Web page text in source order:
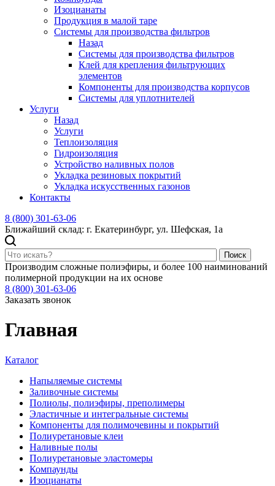
Изоцианаты
Продукция в малой таре
Системы для производства фильтров
Назад
Системы для производства фильтров
Клей для крепления фильтрующих
элементов
Компоненты для производства корпусов
Системы для уплотнителей
Услуги
Назад
Услуги
Теплоизоляция
Гидроизоляция
Устройство наливных полов
Укладка резиновых покрытий
Укладка искусственных газонов
Контакты
8 (800) 301-63-06
Ближайший склад: г. Екатеринбург, ул. Шефская, 1а
Поиск
Производим сложные полиэфиры, и более 100 наиминований
полимерной продукции на их основе
8 (800) 301-63-06
Заказать звонок
Главная
Каталог
Напыляемые системы
Заливочные системы
Полиолы, полиэфиры, преполимеры
Эластичные и интегральные системы
Компоненты для полимочевины и покрытий
Полиуретановые клеи
Наливные полы
Полиуретановые эластомеры
Компаунды
Изоцианаты